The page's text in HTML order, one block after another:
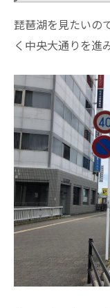
琵琶湖を見たいの
く中央大通りを進